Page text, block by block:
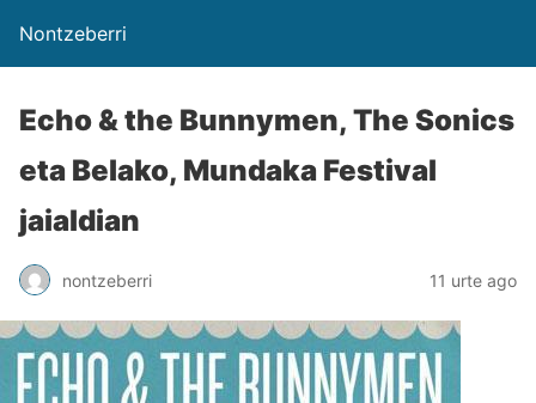
Nontzeberri
Echo & the Bunnymen, The Sonics
eta Belako, Mundaka Festival
jaialdian
nontzeberri 11 urte ago